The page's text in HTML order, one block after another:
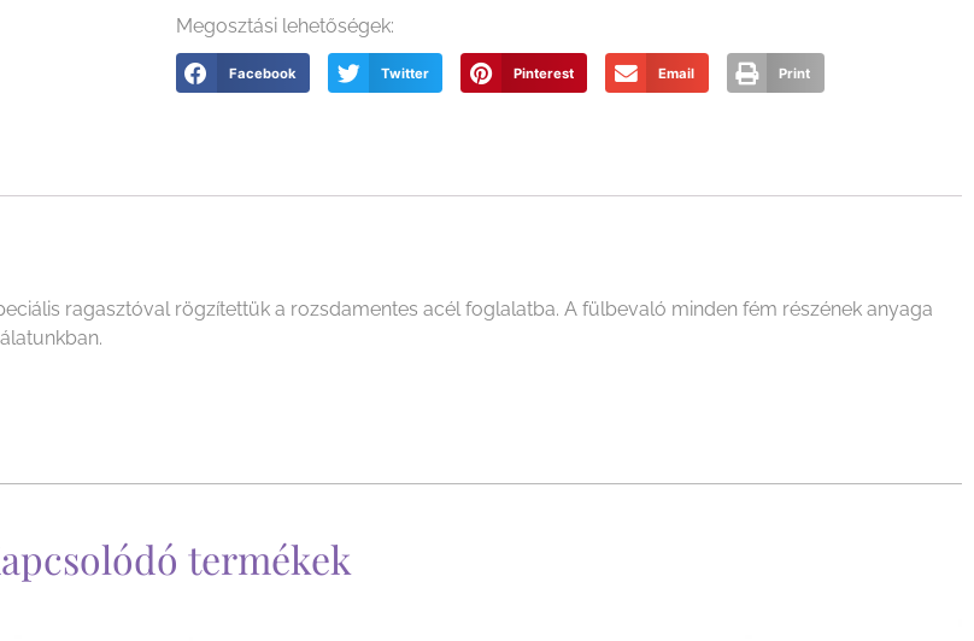
Megosztási lehetőségek:
Facebook Twitter Pinterest Email Print
ragasztóval rögzítettük a rozsdamentes acél foglalatba. A fülbevaló minden fém részének anyaga
termékek